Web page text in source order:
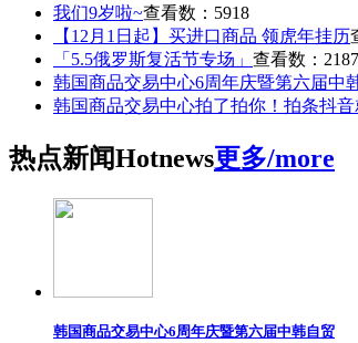
我们9岁啦~查看数：5918
【12月1日起】买进口商品 领虎年挂历
「5.5俄罗斯复活节专场」 查看数：
韩国商品交易中心6周年庆暨第六届中
韩国商品交易中心拍了拍你！拍条抖
热点新闻Hotnews更多/more
韩国商品交易中心6周年庆暨第六届中韩自贸